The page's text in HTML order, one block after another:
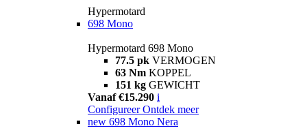
Hypermotard
698 Mono
Hypermotard 698 Mono
77.5 pk VERMOGEN
63 Nm KOPPEL
151 kg GEWICHT
Vanaf €15.290 i
Configureer Ontdek meer
new 698 Mono Nera